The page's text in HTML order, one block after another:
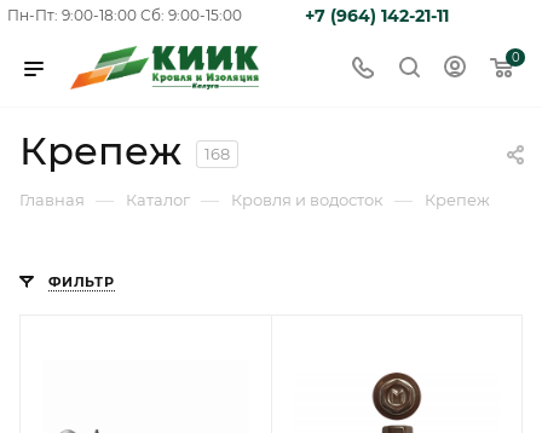
Пн-Пт: 9:00-18:00 Сб: 9:00-15:00 +7 (964) 142-21-11
0
Крепеж 168
Главная — Каталог — Кровля и водосток — Крепеж
ФИЛЬТР